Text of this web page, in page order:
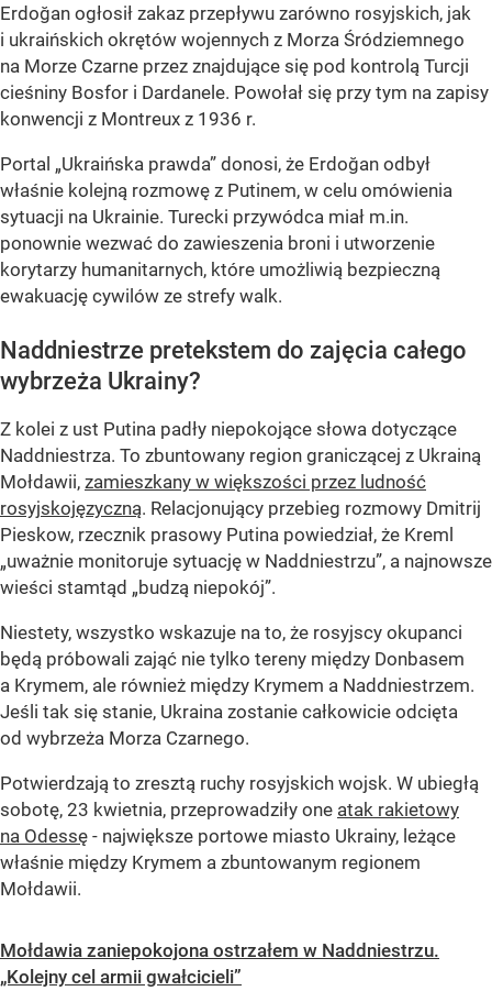
Erdoğan ogłosił zakaz przepływu zarówno rosyjskich, jak
i ukraińskich okrętów wojennych z Morza Śródziemnego
na Morze Czarne przez znajdujące się pod kontrolą Turcji
cieśniny Bosfor i Dardanele. Powołał się przy tym na zapisy
konwencji z Montreux z 1936 r.
Portal „Ukraińska prawda” donosi, że Erdoğan odbył
właśnie kolejną rozmowę z Putinem, w celu omówienia
sytuacji na Ukrainie. Turecki przywódca miał m.in.
ponownie wezwać do zawieszenia broni i utworzenie
korytarzy humanitarnych, które umożliwią bezpieczną
ewakuację cywilów ze strefy walk.
Naddniestrze pretekstem do zajęcia całego
wybrzeża Ukrainy?
Z kolei z ust Putina padły niepokojące słowa dotyczące
Naddniestrza. To zbuntowany region graniczącej z Ukrainą
Mołdawii, zamieszkany w większości przez ludność
rosyjskojęzyczną. Relacjonujący przebieg rozmowy Dmitrij
Pieskow, rzecznik prasowy Putina powiedział, że Kreml
„uważnie monitoruje sytuację w Naddniestrzu”, a najnowsze
wieści stamtąd „budzą niepokój”.
Niestety, wszystko wskazuje na to, że rosyjscy okupanci
będą próbowali zająć nie tylko tereny między Donbasem
a Krymem, ale również między Krymem a Naddniestrzem.
Jeśli tak się stanie, Ukraina zostanie całkowicie odcięta
od wybrzeża Morza Czarnego.
Potwierdzają to zresztą ruchy rosyjskich wojsk. W ubiegłą
sobotę, 23 kwietnia, przeprowadziły one atak rakietowy
na Odessę - największe portowe miasto Ukrainy, leżące
właśnie między Krymem a zbuntowanym regionem
Mołdawii.
Mołdawia zaniepokojona ostrzałem w Naddniestrzu.
„Kolejny cel armii gwałcicieli”